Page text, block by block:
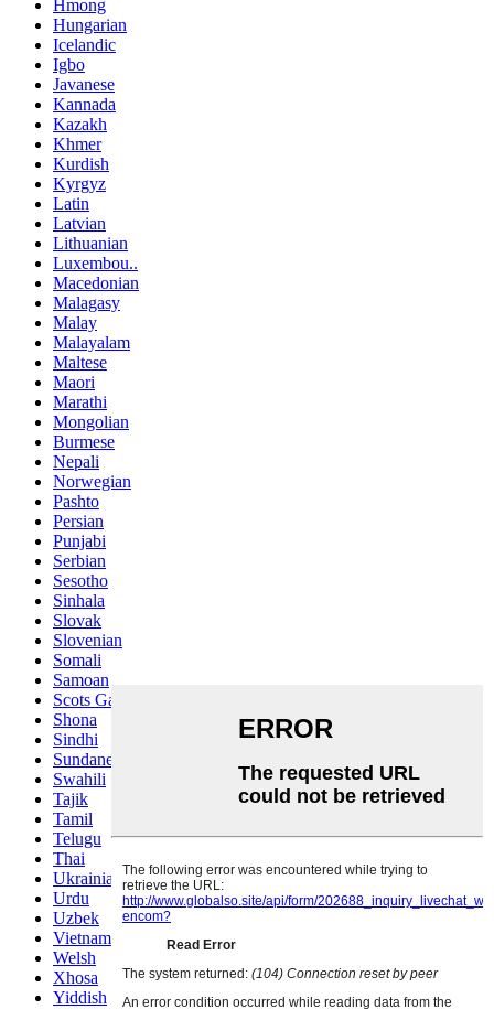
Hmong
Hungarian
Icelandic
Igbo
Javanese
Kannada
Kazakh
Khmer
Kurdish
Kyrgyz
Latin
Latvian
Lithuanian
Luxembou..
Macedonian
Malagasy
Malay
Malayalam
Maltese
Maori
Marathi
Mongolian
Burmese
Nepali
Norwegian
Pashto
Persian
Punjabi
Serbian
Sesotho
Sinhala
Slovak
Slovenian
Somali
Samoan
Scots Gaelic
Shona
Sindhi
Sundanese
Swahili
Tajik
Tamil
Telugu
Thai
Ukrainian
Urdu
Uzbek
Vietnamese
Welsh
Xhosa
Yiddish